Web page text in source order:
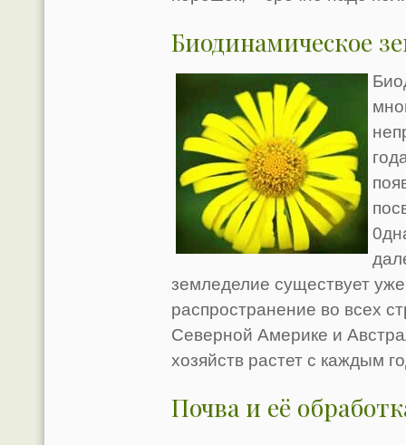
Биодинамическое
земледелие существует
распространение во всех
Северной Америке и
хозяйств растет с каждым
Почва и её